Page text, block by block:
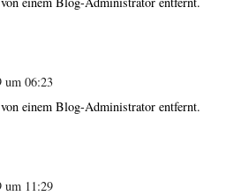
um 06:23
einem Blog-Administrator entfernt.
um 11:29